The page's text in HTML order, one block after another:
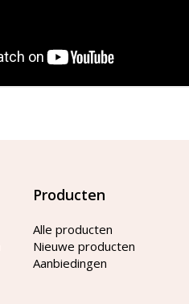
Producten
Alle producten
Nieuwe producten
Aanbiedingen